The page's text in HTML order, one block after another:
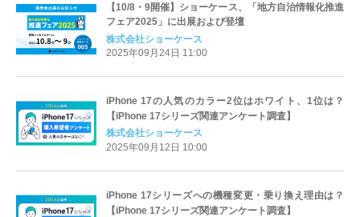
【10/8・9開催】ショーケース、「地方自治情報化推進
フェア2025」に出展および登壇
株式会社ショーケース
2025年09月24日 11:00
iPhone 17の人気のカラー2位はホワイト、1位は？
【iPhone 17シリーズ関連アンケート調査】
株式会社ショーケース
2025年09月12日 10:00
iPhone 17シリーズへの機種変更・乗り換え理由は？
【iPhone 17シリーズ関連アンケート調査】